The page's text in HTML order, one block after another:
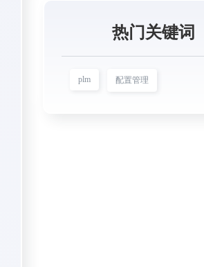
热门关键词
plm 配置管理